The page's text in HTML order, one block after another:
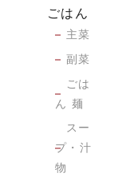
ごはん
主菜
副菜
ごは
ん 麺
スー
プ・汁
物